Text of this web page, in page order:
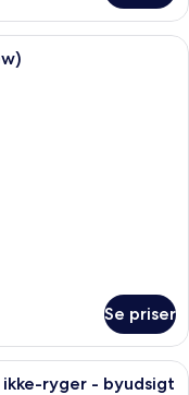
med to senge, et
Se priser
med to senge, et
ryger - byudsigt